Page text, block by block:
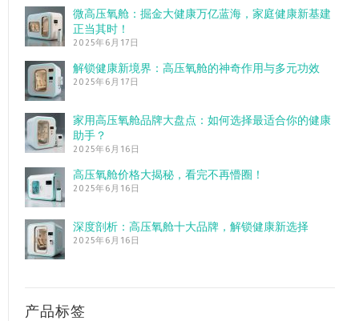
微高压氧舱：掘金大健康万亿蓝海，家庭健康新基建
正当其时！
2025年6月17日
解锁健康新境界：高压氧舱的神奇作用与多元功效
2025年6月17日
家用高压氧舱品牌大盘点：如何选择最适合你的健康
助手？
2025年6月16日
高压氧舱价格大揭秘，看完不再懵圈！
2025年6月16日
深度剖析：高压氧舱十大品牌，解锁健康新选择
2025年6月16日
产品标签